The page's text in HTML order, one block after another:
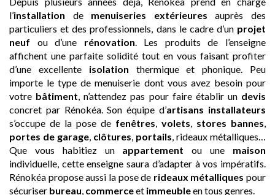
l’installation de menuiseries extérieures auprès des
particuliers et des professionnels, dans le cadre d’un projet
neuf ou d’une rénovation. Les produits de l’enseigne
affichent une parfaite solidité tout en vous faisant profiter
d’une excellente isolation thermique et phonique. Peu
importe le type de menuiserie dont vous avez besoin pour
votre bâtiment, n’attendez pas pour faire établir un devis
concret par Rénokéa. Son équipe d’artisans installateurs
s’occupe de la pose de fenêtres, volets, stores bannes,
portes de garage, clôtures, portails, rideaux métalliques…
Que vous habitiez un appartement ou une maison
individuelle, cette enseigne saura d’adapter à vos impératifs.
Rénokéa propose aussi la pose de rideaux métalliques pour
sécuriser bureau, commerceet immeubleen tous genres.